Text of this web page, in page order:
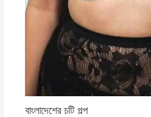
বাংলাদেশের চটি গল্প